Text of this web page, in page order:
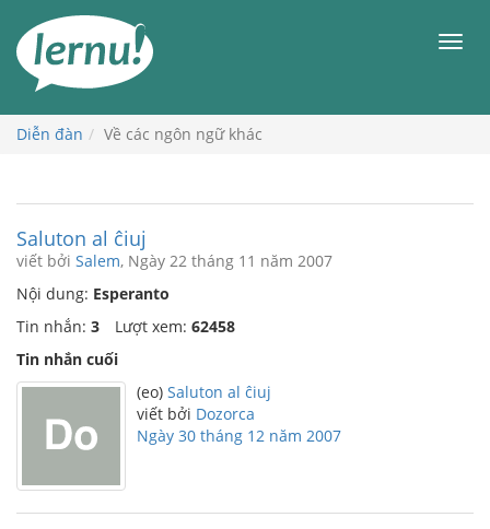
đến
phần
dung
Diễn đàn Về các ngôn ngữ khác
Saluton al ĉiuj
viết bởi Salem, Ngày 22 tháng 11 năm 2007
Nội dung: Esperanto
Tin nhắn: 3 Lượt xem: 62458
Tin nhắn cuối
(eo) Saluton al ĉiuj
viết bởi Dozorca
Ngày 30 tháng 12 năm 2007